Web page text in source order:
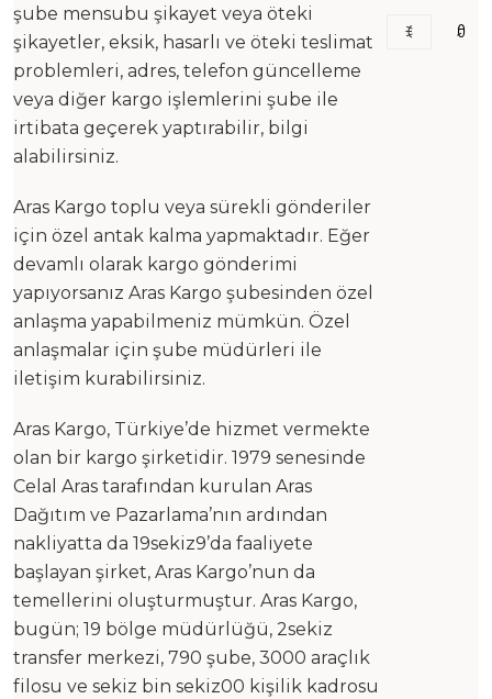
şube mensubu şikayet veya öteki
şikayetler, eksik, hasarlı ve öteki teslimat
problemleri, adres, telefon güncelleme
veya diğer kargo işlemlerini şube ile
irtibata geçerek yaptırabilir, bilgi
alabilirsiniz.
Aras Kargo toplu veya sürekli gönderiler
için özel antak kalma yapmaktadır. Eğer
devamlı olarak kargo gönderimi
yapıyorsanız Aras Kargo şubesinden özel
anlaşma yapabilmeniz mümkün. Özel
anlaşmalar için şube müdürleri ile
iletişim kurabilirsiniz.
Aras Kargo, Türkiye’de hizmet vermekte
olan bir kargo şirketidir. 1979 senesinde
Celal Aras tarafından kurulan Aras
Dağıtım ve Pazarlama’nın ardından
nakliyatta da 19sekiz9’da faaliyete
başlayan şirket, Aras Kargo’nun da
temellerini oluşturmuştur. Aras Kargo,
bugün; 19 bölge müdürlüğü, 2sekiz
transfer merkezi, 790 şube, 3000 araçlık
filosu ve sekiz bin sekiz00 kişilik kadrosu